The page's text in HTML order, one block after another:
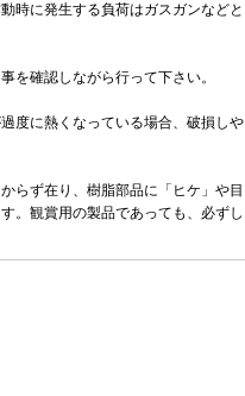
時に発生する負荷はガスガンなどと
を確認しながら行って下さい。
度に熱くなっている場合、破損しや
らず在り、樹脂部品に「ヒケ」や目
。観賞用の製品であっても、必ずし